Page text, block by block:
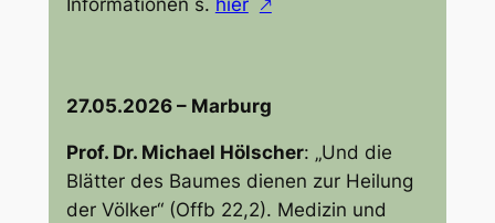
Informationen s. hier
27.05.2026 – Marburg
Prof. Dr. Michael Hölscher: „Und die
Blätter des Baumes dienen zur Heilung
der Völker“ (Offb 22,2). Medizin und